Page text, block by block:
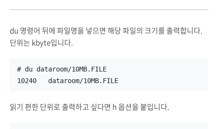
du 명령어 뒤에 파일명을 넣으면 해당 파일의 크기를 출력합니다.
단위는 kbyte입니다.
# du dataroom/10MB.FILE
10240   dataroom/10MB.FILE
읽기 편한 단위로 출력하고 싶다면 h 옵션을 붙입니다.